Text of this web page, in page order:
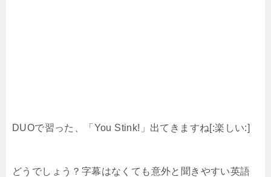
DUOで習った、「You Stink!」出てきますね[:楽しい:]
どうでしょう？字幕はなくても意外と聞きやすい英語